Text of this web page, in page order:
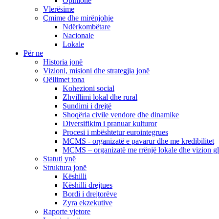
Vlerësime
Çmime dhe mirënjohje
Ndërkombëtare
Nacionale
Lokale
Për ne
Historia jonë
Vizioni, misioni dhe strategjia jonë
Qëllimet tona
Kohezioni social
Zhvillimi lokal dhe rural
Sundimi i drejtë
Shoqëria civile vendore dhe dinamike
Diversifikim i pranuar kulturor
Procesi i mbështetur eurointegrues
MCMS - organizatë e pavarur dhe me kredibilitet
MCMS – organizatë me rrënjë lokale dhe vizion
Statuti ynë
Struktura jonë
Këshilli
Këshilli drejtues
Bordi i drejtorëve
Zyra ekzekutive
Raporte vjetore